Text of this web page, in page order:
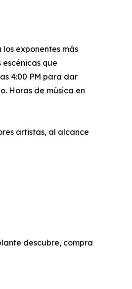
exponentes más
que
4:00 PM para dar
Horas de música en
artistas, al alcance
descubre, compra